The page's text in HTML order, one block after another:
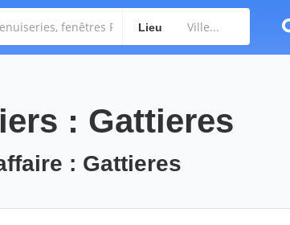
Lieu
: Gattieres
: Gattieres